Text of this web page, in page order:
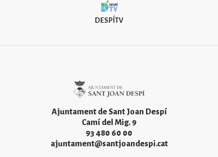
DESPÍTV
Ajuntament de Sant Joan Despí
Camí del Mig. 9
93 480 60 00
ajuntament@santjoandespi.cat